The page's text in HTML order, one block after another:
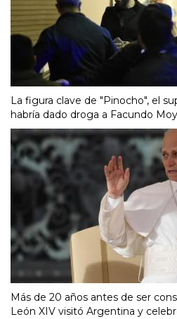
La figura clave de "Pinocho", el
habría dado droga a Facundo
Más de 20 años antes de ser
León XIV visitó Argentina y